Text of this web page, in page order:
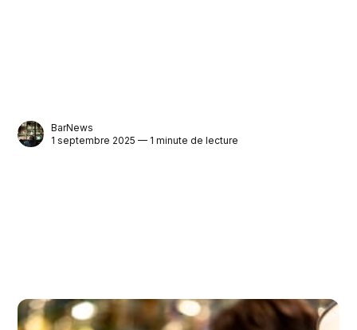
BarNews
1 septembre 2025 — 1 minute de lecture